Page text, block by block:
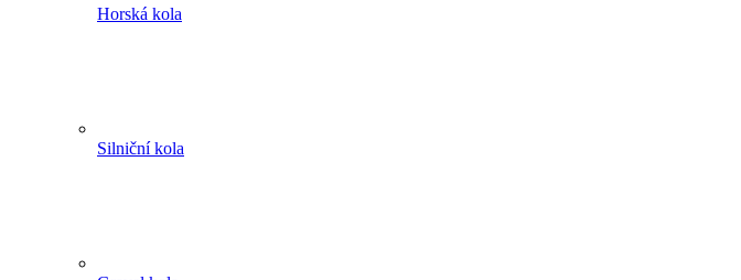
Horská kola
Silniční kola